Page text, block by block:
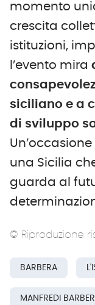
momento
crescita
istituzioni,
l’evento mira
siciliano e a
di sviluppo
una Sicilia
guarda al
© Riproduzione
BARBERA
MANFREDI